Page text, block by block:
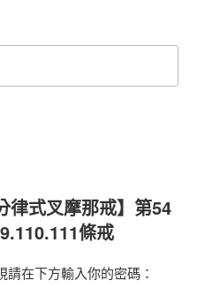
律式叉摩那戒】第54
條戒
在下方輸入你的密碼：